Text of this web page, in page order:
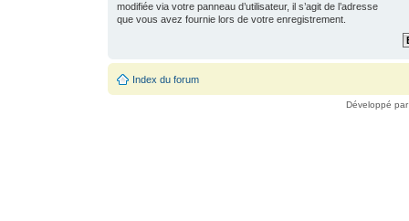
modifiée via votre panneau d’utilisateur, il s’agit de l’adresse
que vous avez fournie lors de votre enregistrement.
Index du forum
Développé